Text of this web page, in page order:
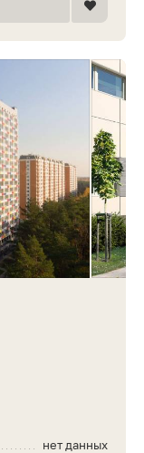
нет данных